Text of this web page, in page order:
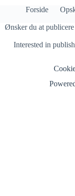
Forside
Ønsker du at
Interested in